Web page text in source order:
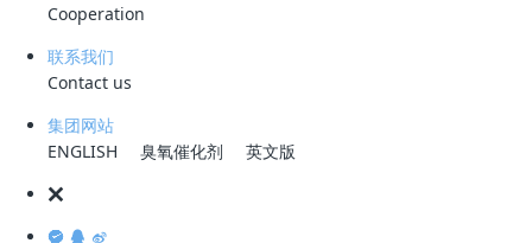
Cooperation
联系我们
Contact us
集团网站
ENGLISH
臭氧催化剂 英文版
山、相思谷等9处废弃矿山和尾矿地区总计640.7亩的生态修复，以及对
周边1880.14亩生态环境较差区域的综合治理。这将实现矿山治理资源化
利用，保护山体自然风貌，提高植被覆盖率，有效避免山体破损、地形地
土流失、环境污染等问题，从而实现经济效益、社会效益和生态效益的有
机统一。